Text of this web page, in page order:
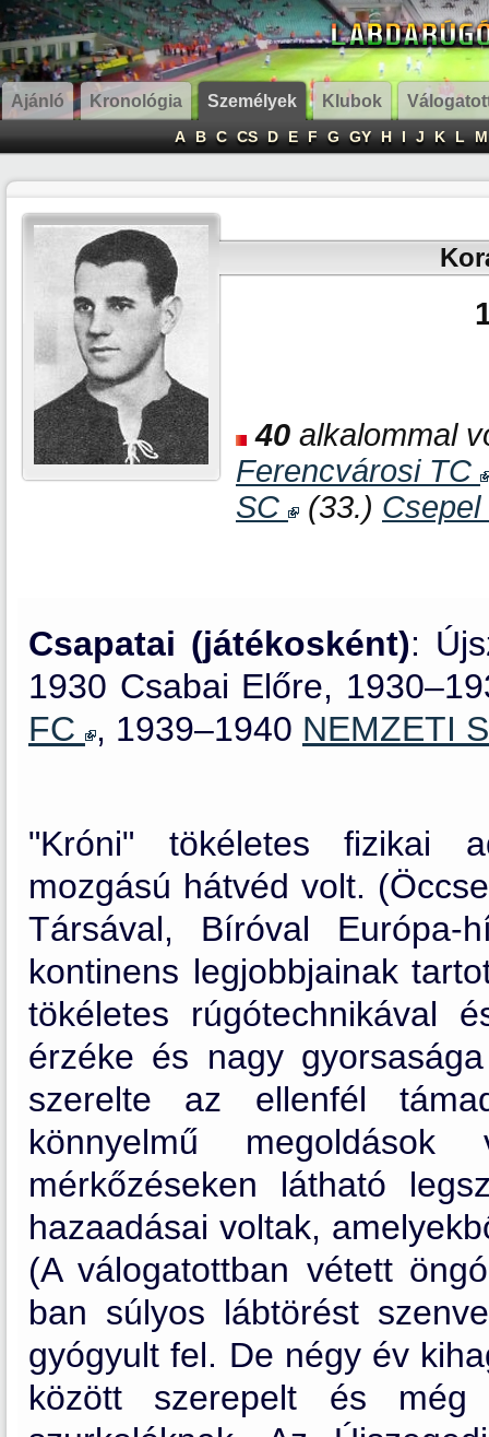
Ajánló Kronológia Személyek Klubok
A B C CS D E F G GY H I J K L M
40 alkalommal
Ferencvárosi TC
SC
(33.)
Csapatai (játékosként):
1930 Csabai Előre,
FC
, 1939–1940 NEMZETI
"Króni" tökéletes fizikai
mozgású hátvéd volt.
Társával, Bíróval
kontinens legjobbjainak
tökéletes rúgótechnikával
érzéke és nagy
szerelte az ellenfél
könnyelmű
mérkőzéseken látható
hazaadásai voltak,
(A válogatottban vétett
ban súlyos lábtörést
gyógyult fel. De négy év
között szerepelt és